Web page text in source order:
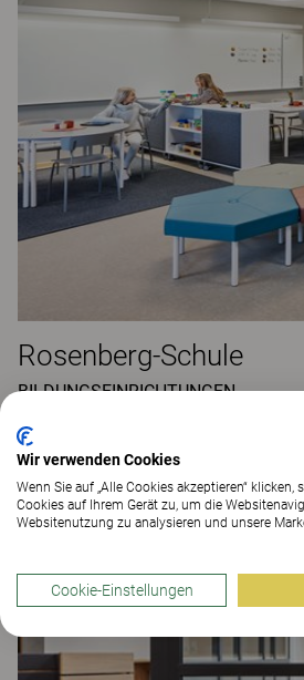
Rosenberg-Schule
BILDUNGSEINRICHTUNGEN
Wir verwenden Cookies
Wenn Sie auf „Alle Cookies akzeptieren“
Cookies auf Ihrem Gerät zu, um die
Websitenutzung zu analysieren und unsere
Cookie-Einstellungen